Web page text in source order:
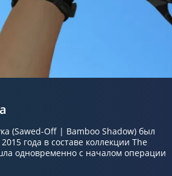
(Sawed-Off | Bamboo Shadow) был
года в составе коллекции The
одновременно с началом операции